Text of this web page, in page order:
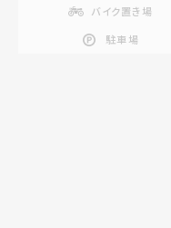
バイク置き場
駐車場